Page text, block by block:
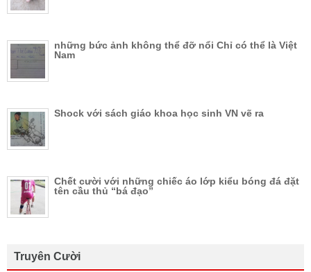
những bức ảnh không thể đỡ nổi Chỉ có thể là Việt
Nam
Shock với sách giáo khoa học sinh VN vẽ ra
Chết cười với những chiếc áo lớp kiểu bóng đá đặt
tên cầu thủ “bá đạo”
Truyên Cười